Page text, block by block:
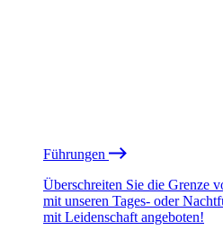
Führungen
Überschreiten Sie die Grenze
mit unseren Tages- oder
mit Leidenschaft angeboten!